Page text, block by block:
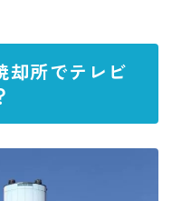
却所でテレビ